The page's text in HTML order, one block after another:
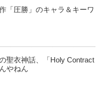
「圧勝」のキャラ＆キーワ
聖衣神話、「Holy Contract
やねん